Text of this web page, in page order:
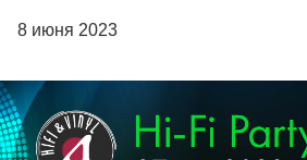
8 июня 2023